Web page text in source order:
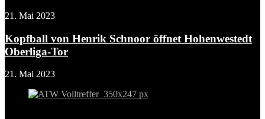
21. Mai 2023
Kopfball von Henrik Schnoor öffnet Hohenwestedt
Oberliga-Tor
21. Mai 2023